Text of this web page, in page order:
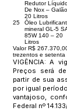
Redutor
De Nox – Galão
20 Litros
25
Óleo
mineral GL-5
85W 140 – 20
Litros
Valor R$
trezentos e setenta
VIGÊNCIA: A
Preços será
partir de sua
por igual
vantajoso,
Federal nº